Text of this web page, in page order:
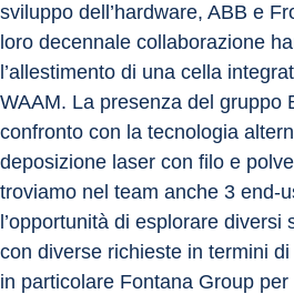
sviluppo dell’hardware, ABB e
loro decennale collaborazione
l’allestimento di una cella
WAAM. La presenza del gruppo
confronto con la tecnologia
deposizione laser con filo e
troviamo nel team anche 3 end-
l’opportunità di esplorare
con diverse richieste in termini
in particolare Fontana Group